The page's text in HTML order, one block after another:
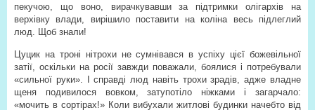
пекучою, що воно, вирачкувавши за підтримки олігархів на
верхівку влади, вирішило поставити на коліна весь підлеглий
люд. Щоб знали!
Цуцик на троні нітрохи не сумнівався в успіху цієї божевільної
затії, оскільки на росії завжди поважали, боялися і потребували
«сильної руки». І справді люд навіть трохи зрадів, адже владне
щеня подивилося вовком, затупотіло ніжками і загарчало:
«мочить в сортірах!» Коли вибухали житлові будинки начебто від